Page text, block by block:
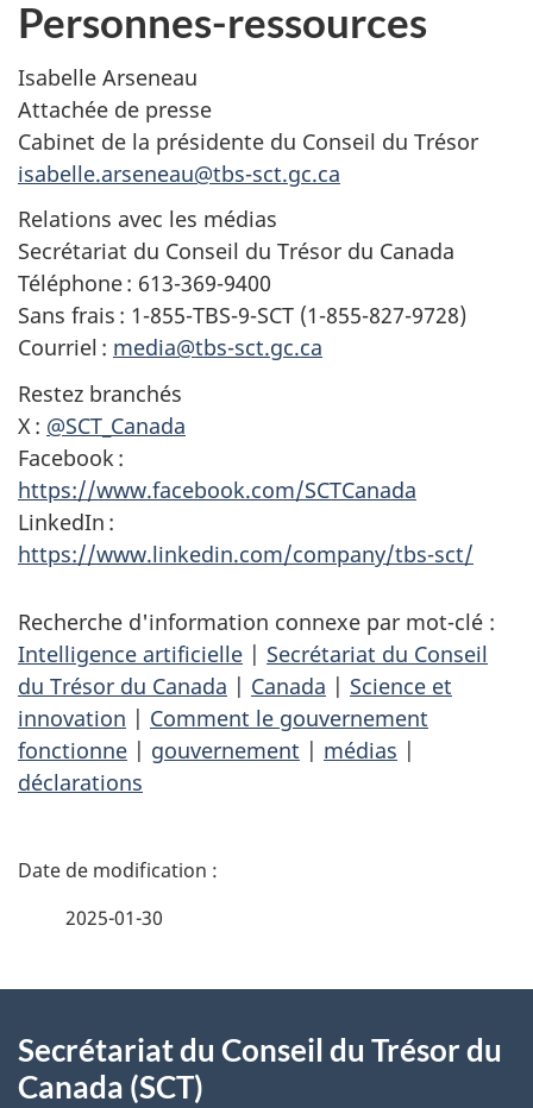
Personnes-ressources
Isabelle Arseneau
Attachée de presse
Cabinet de la présidente du Conseil du Trésor
isabelle.arseneau@tbs-sct.gc.ca
Relations avec les médias
Secrétariat du Conseil du Trésor du Canada
Téléphone : 613-369-9400
Sans frais : 1-855-TBS-9-SCT (1-855-827-9728)
Courriel : media@tbs-sct.gc.ca
Restez branchés
X : @SCT_Canada
Facebook :
https://www.facebook.com/SCTCanada
LinkedIn :
https://www.linkedin.com/company/tbs-sct/
Recherche d'information connexe par mot-clé :
Intelligence artificielle | Secrétariat du Conseil
du Trésor du Canada | Canada | Science et
innovation | Comment le gouvernement
fonctionne | gouvernement | médias |
déclarations
D
i
2025-01-30
propos
Secrétariat du Conseil du Trésor du
Canada (SCT)